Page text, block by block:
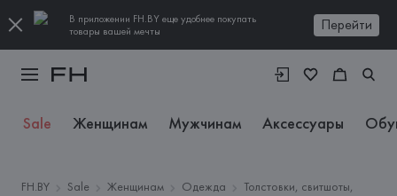
В приложении FH.BY еще удобнее покупать
товары вашей мечты
Перейти
Sale Женщинам Мужчинам Аксессуары
FH.BY Sale Женщинам Одежда
Толстовки, свитшоты,